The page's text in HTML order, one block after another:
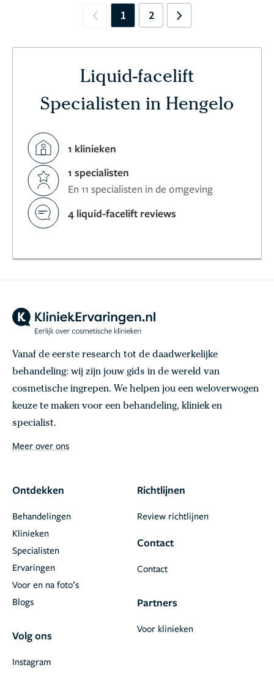
Previous
1 2 Next
Liquid-facelift
Specialisten in Hengelo
1 klinieken
1 specialisten
En 11 specialisten in de omgeving
4 liquid-facelift reviews
Vanaf de eerste research tot de daadwerkelijke
behandeling: wij zijn jouw gids in de wereld van
cosmetische ingrepen. We helpen jou een weloverwogen
keuze te maken voor een behandeling, kliniek en
specialist.
Meer over ons
Ontdekken
Behandelingen
Klinieken
Specialisten
Ervaringen
Voor en na foto’s
Blogs
Volg ons
Instagram
Richtlijnen
Review richtlijnen
Contact
Contact
Partners
Voor klinieken